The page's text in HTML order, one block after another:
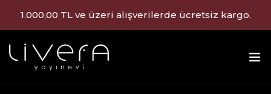
Saat 12.00'a kadar verilen siparişler aynı gün kargoda!